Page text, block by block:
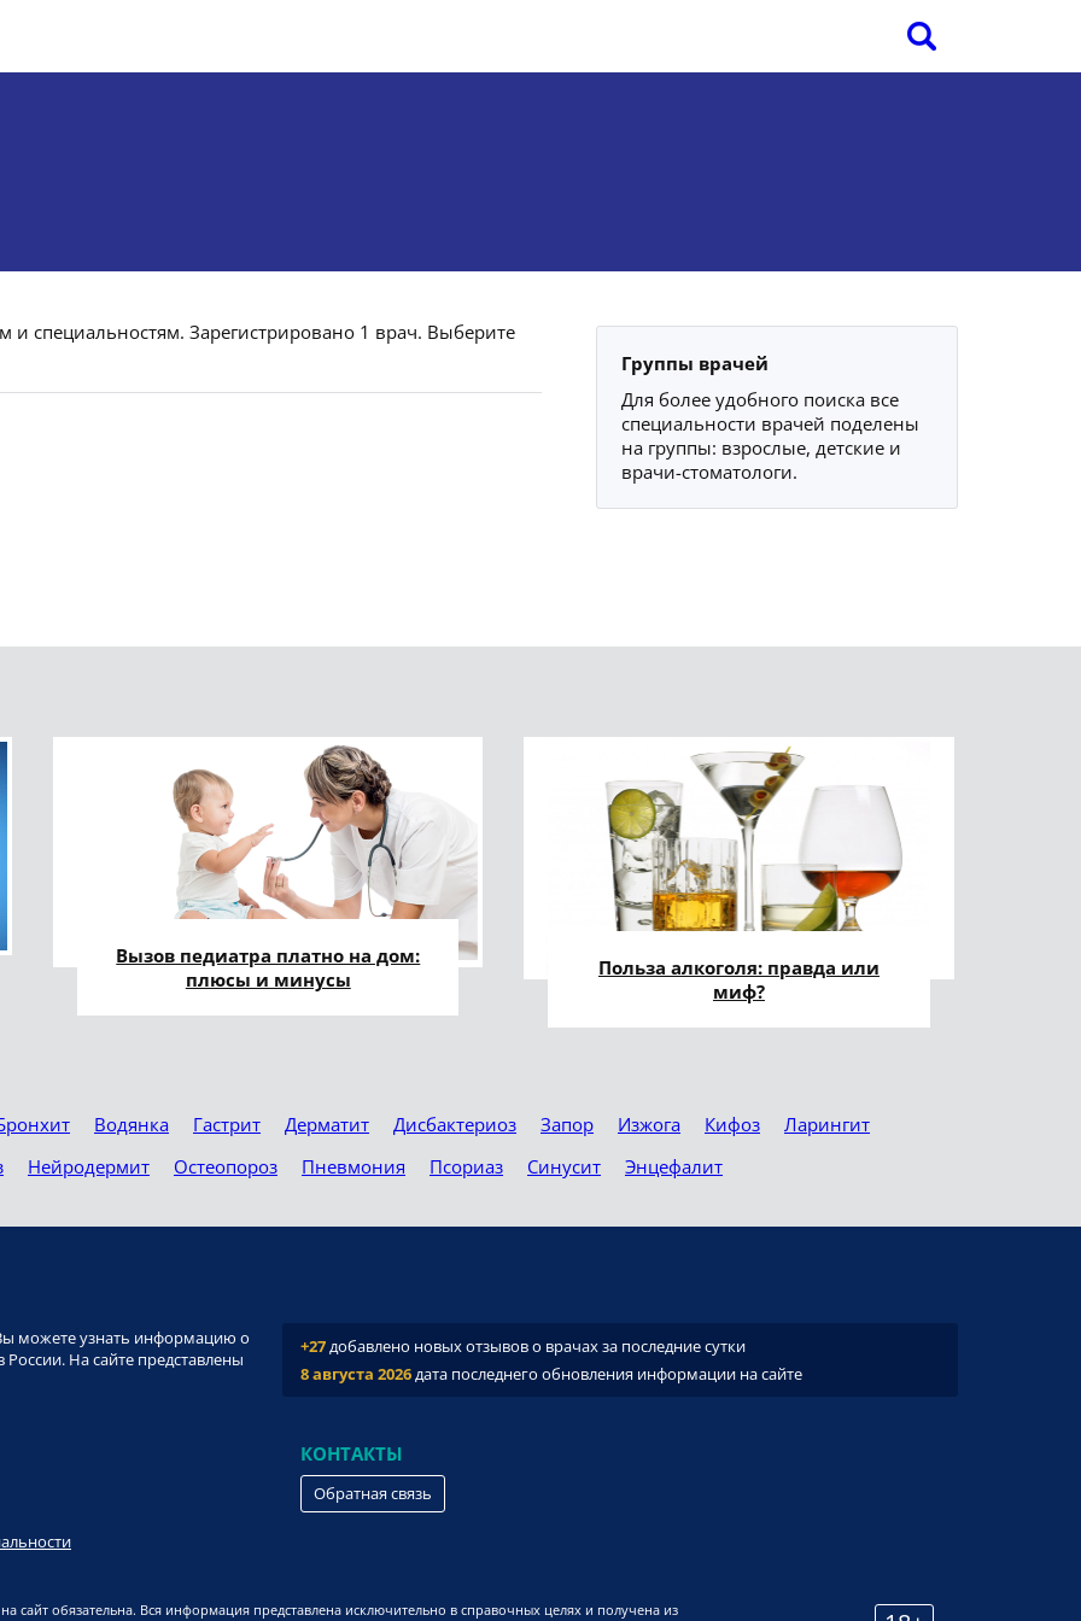
и специальностям. Зарегистрировано 1 врач. Выберите
Группы врачей
Для более удобного поиска все
специальности врачей поделены
на группы: взрослые, детские и
врачи-стоматологи.
Вызов педиатра платно на дом:
плюсы и минусы
Польза алкоголя: правда или
миф?
Водянка Гастрит Дерматит Дисбактериоз Запор Изжога Кифоз
Ларингит
Нейродермит Остеопороз Пневмония Псориаз Синусит Энцефалит
можете узнать информацию о
На сайте представлены
+27добавлено новых отзывов о врачах за последние сутки
8 августа 2026дата последнего обновления информации на сайте
КОНТАКТЫ
Обратная связь
сайт обязательна. Вся информация представлена исключительно в справочных целях и получена из